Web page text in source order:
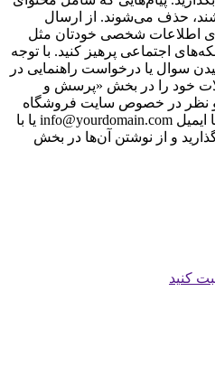
حذف می‌شوند. از ارسال
اطلاعات شخصی خودتان مثل
اجتماعی پرهیز کنید. با توجه
سوال یا درخواست راهنمایی در
خود را در بخش «پرسش و
و نظر در خصوص سایت فروشگاه
ما، خدمات و درخواست کالا را با ایمیل info@yourdomain.com یا با
در میان بگذارید و از نوشتن آن‌ها در بخش
کنید